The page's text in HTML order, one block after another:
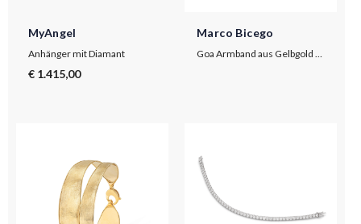
MyAngel
Anhänger mit Diamant
€ 1.415,00
Marco Bicego